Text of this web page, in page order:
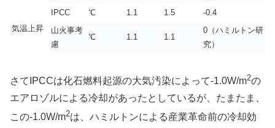
気温上昇
IPCC ℃ 1.1 1.5
-0.4
山火事考
慮
℃ 1.1 1.1
0（ハミルトン研
究）
さてIPCCは化石燃料起源の大気汚染によって-1.0W/m2の
エアロゾルによる冷却があったとしているが、たまたま、
この-1.0W/m2は、ハミルトンによる産業革命前の冷却効